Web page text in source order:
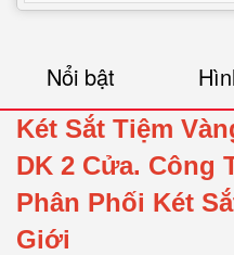
Nổi bật
Két Sắt Tiệm
DK 2 Cửa. Công
Phân Phối Két
Giới